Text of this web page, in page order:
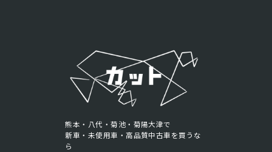
熊本・八代・菊池・菊陽大津で
新車・未使用車・高品質中古車を買うな
ら